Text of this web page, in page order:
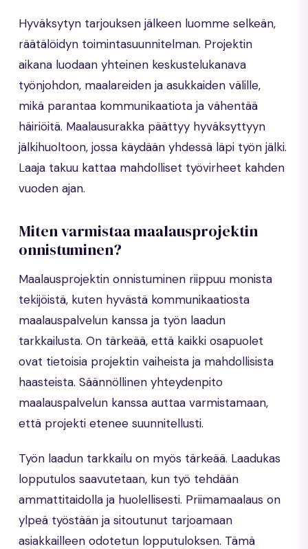
Hyväksytyn tarjouksen jälkeen luomme selkeän,
räätälöidyn toimintasuunnitelman. Projektin
aikana luodaan yhteinen keskustelukanava
työnjohdon, maalareiden ja asukkaiden välille,
mikä parantaa kommunikaatiota ja vähentää
häiriöitä. Maalausurakka päättyy hyväksyttyyn
jälkihuoltoon, jossa käydään yhdessä läpi työn jälki.
Laaja takuu kattaa mahdolliset työvirheet kahden
vuoden ajan.
Miten varmistaa maalausprojektin
onnistuminen?
Maalausprojektin onnistuminen riippuu monista
tekijöistä, kuten hyvästä kommunikaatiosta
maalauspalvelun kanssa ja työn laadun
tarkkailusta. On tärkeää, että kaikki osapuolet
ovat tietoisia projektin vaiheista ja mahdollisista
haasteista. Säännöllinen yhteydenpito
maalauspalvelun kanssa auttaa varmistamaan,
että projekti etenee suunnitellusti.
Työn laadun tarkkailu on myös tärkeää. Laadukas
lopputulos saavutetaan, kun työ tehdään
ammattitaidolla ja huolellisesti. Priimamaalaus on
ylpeä työstään ja sitoutunut tarjoamaan
asiakkailleen odotetun lopputuloksen. Tämä